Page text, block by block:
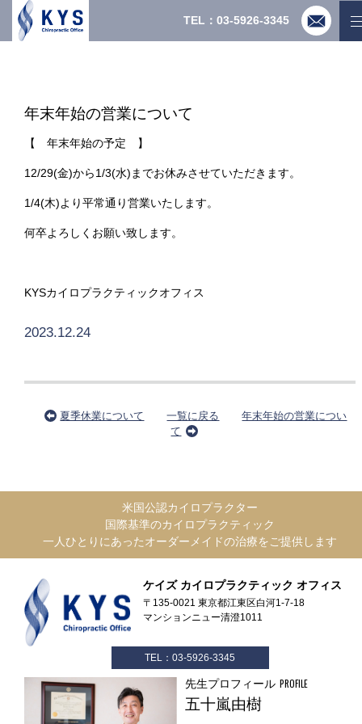
TEL：03-5926-3345
年末年始の営業について
2023.12.24
【 年末年始の予定 】
12/29(金)から1/3(水)までお休みさせていただきます。
1/4(木)より平常通り営業いたします。
何卒よろしくお願い致します。
KYSカイロプラクティックオフィス
夏季休業について 一覧に戻る
年末年始の営業につい
て
米国公認カイロプラクター
国際基準のカイロプラクティック
一人ひとりにあったオーダーメイドの治療をご提供します
ケイズ カイロプラクティック オフィス
〒135-0021 東京都江東区白河1-7-18
マンションニュー清澄1011
TEL：03-5926-3345
先生プロフィール PROFILE
五十嵐由樹